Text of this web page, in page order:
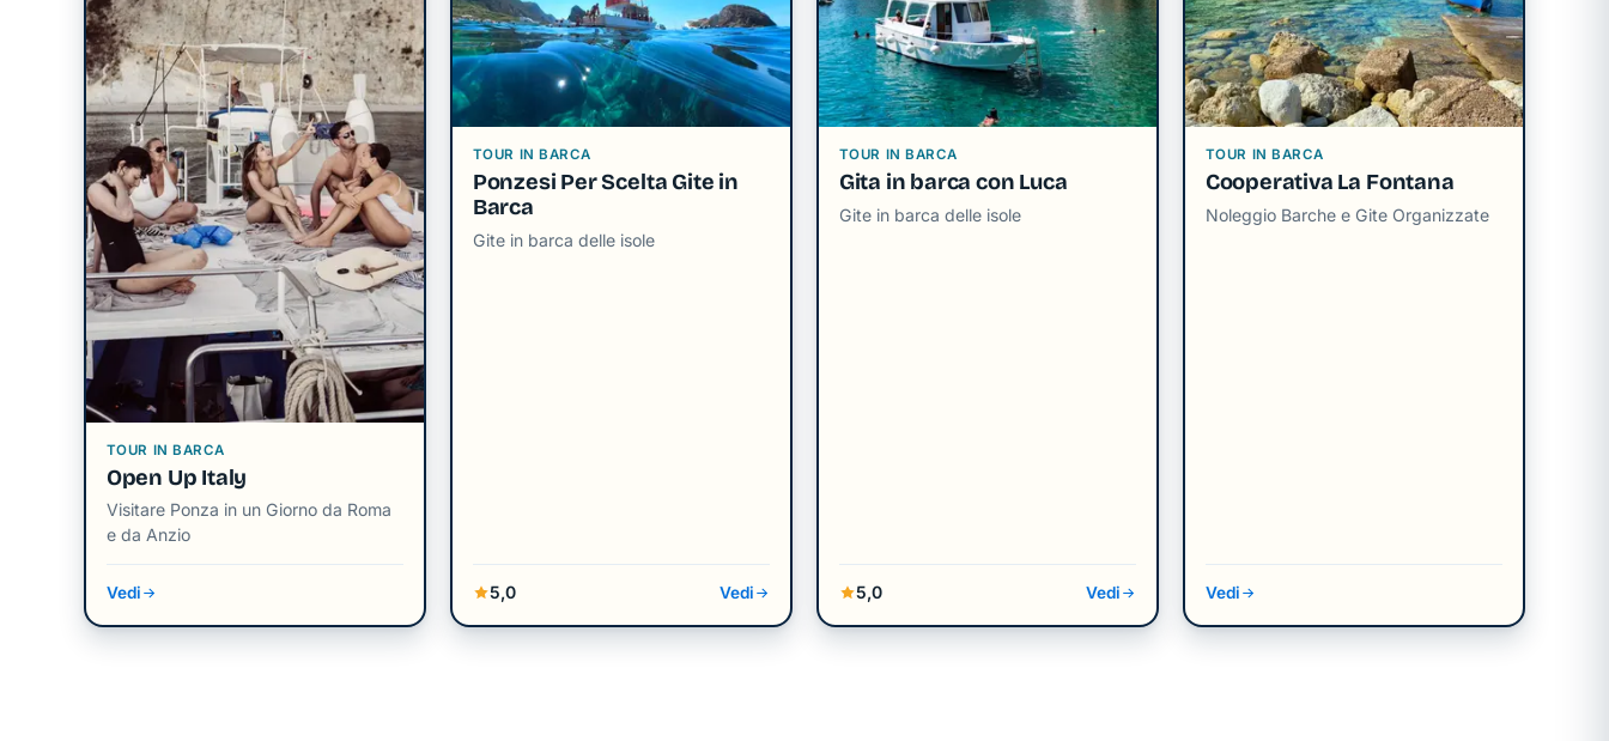
TOUR IN BARCA
Open Up Italy
Visitare Ponza in un Giorno da Roma
e da Anzio
Vedi
TOUR IN BARCA
Ponzesi Per Scelta Gite in
Barca
Gite in barca delle isole
5,0 Vedi
TOUR IN BARCA
Gita in barca con Luca
Gite in barca delle isole
5,0 Vedi
TOUR IN BARCA
Cooperativa La Fontana
Noleggio Barche e Gite Organizzate
Vedi